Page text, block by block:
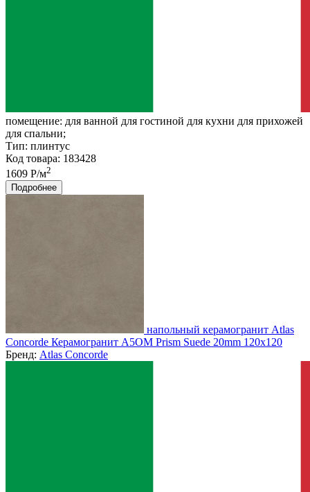
помещение: для ванной для гостиной для кухни для прихожей
для спальни;
Тип: плинтус
Код товара: 183428
1609 Р/м2
Подробнее
напольный керамогранит Atlas
Concorde Керамогранит A5OM Prism Suede 20mm 120x120
Бренд: Atlas Concorde